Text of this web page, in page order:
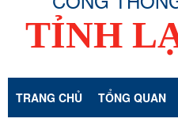
TỈNH
TRANG CHỦ TỔNG QUAN